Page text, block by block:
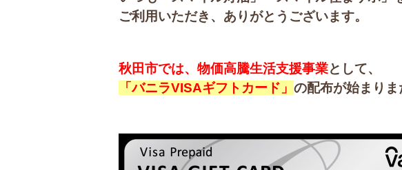
ご利用いただき、ありがとうございます。
秋田市では、物価高騰生活支援事業として、
「バニラVISAギフトカード」 の配布が始まりま